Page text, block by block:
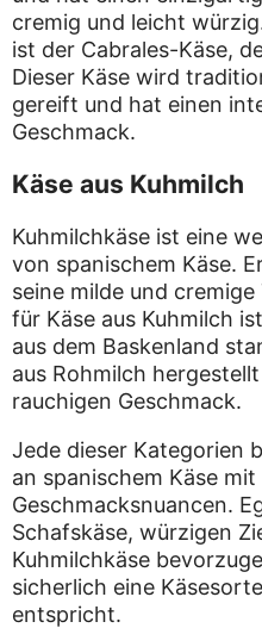
cremig und leicht
ist der Cabrales-Käse,
Dieser Käse wird
gereift und hat einen
Geschmack.
Käse aus Kuhmilch
Kuhmilchkäse ist eine
von spanischem Käse.
seine milde und
für Käse aus Kuhmilch
aus dem Baskenland
aus Rohmilch
rauchigen Geschmack.
Jede dieser Kategorien
an spanischem Käse
Geschmacksnuancen.
Schafskäse, würzigen
Kuhmilchkäse
sicherlich eine
entspricht.